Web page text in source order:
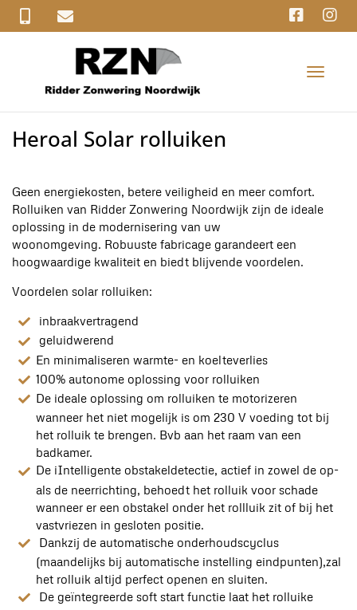
T
v
Heroal Solar rolluiken
Geen energiekosten, betere veiligheid en meer comfort.
Rolluiken van Ridder Zonwering Noordwijk zijn de ideale
oplossing in de modernisering van uw
woonomgeving. Robuuste fabricage garandeert een
hoogwaardige kwaliteit en biedt blijvende voordelen.
Voordelen solar rolluiken:
inbraakvertragend
geluidwerend
En minimaliseren warmte- en koelteverlies
100% autonome oplossing voor rolluiken
De ideale oplossing om rolluiken te motorizeren
wanneer het niet mogelijk is om 230 V voeding tot bij
het rolluik te brengen. Bvb aan het raam van een
badkamer.
De iIntelligente obstakeldetectie, actief in zowel de op-
als de neerrichting, behoedt het rolluik voor schade
wanneer er een obstakel onder het rollluik zit of bij het
vastvriezen in gesloten positie.
Dankzij de automatische onderhoudscyclus
(maandelijks bij automatische instelling eindpunten),zal
het rolluik altijd perfect openen en sluiten.
De geïntegreerde soft start functie laat het rolluike